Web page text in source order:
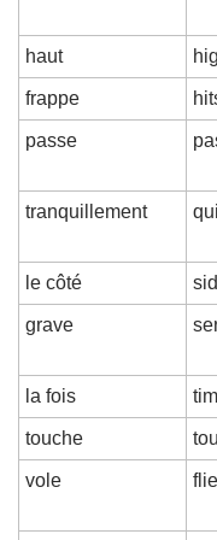
haut
frappe
passe
tranquillement
le côté
grave
la fois
touche
vole